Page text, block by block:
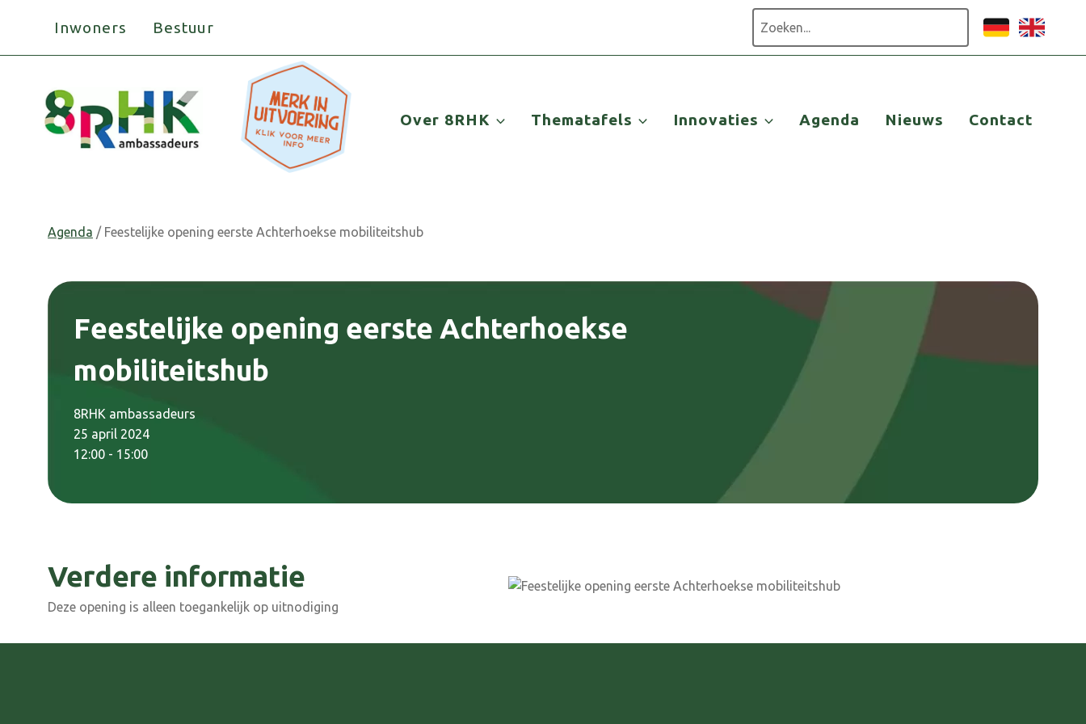
Inwoners Bestuur
Over 8RHK Thematafels Innovaties Agenda Nieuws Contact
Agenda / Feestelijke opening eerste Achterhoekse mobiliteitshub
Feestelijke opening eerste Achterhoekse
mobiliteitshub
8RHK ambassadeurs
25 april 2024
12:00 - 15:00
Verdere informatie
Deze opening is alleen toegankelijk op uitnodiging